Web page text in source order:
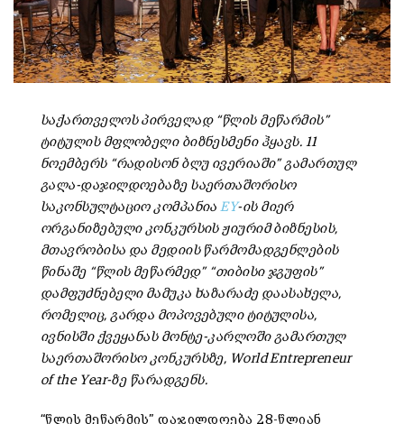
საქართველოს პირველად “წლის მეწარმის”
ტიტულის მფლობელი ბიზნესმენი ჰყავს. 11
ნოემბერს “რადისონ ბლუ ივერიაში” გამართულ
გალა-დაჯილდოებაზე საერთაშორისო
საკონსულტაციო კომპანიაEY-ის მიერ
ორგანიზებული კონკურსის ჟიურიმ ბიზნესის,
მთავრობისა და მედიის წარმომადგენლების
წინაშე “წლის მეწარმედ” “თიბისი ჯგუფის”
დამფუძნებელი მამუკა ხაზარაძე დაასახელა,
რომელიც, გარდა მოპოვებული ტიტულისა,
ივნისში ქვეყანას მონტე-კარლოში გამართულ
საერთაშორისო კონკურსზე, World Entrepreneur
of the Year-ზე წარადგენს.
“წლის მეწარმის” დაჯილდოება 28-წლიან